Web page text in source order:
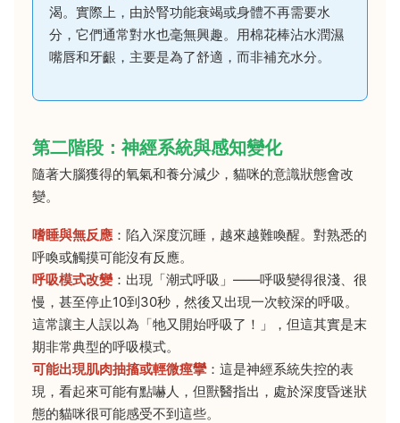
渴。實際上，由於腎功能衰竭或身體不再需要水
分，它們通常對水也毫無興趣。用棉花棒沾水潤濕
嘴唇和牙齦，主要是為了舒適，而非補充水分。
第二階段：神經系統與感知變化
隨著大腦獲得的氧氣和養分減少，貓咪的意識狀態會改
變。
嗜睡與無反應 ：陷入深度沉睡，越來越難喚醒。對熟悉的
呼喚或觸摸可能沒有反應。
呼吸模式改變：出現「潮式呼吸」——呼吸變得很淺、很
慢，甚至停止10到30秒，然後又出現一次較深的呼吸。
這常讓主人誤以為「牠又開始呼吸了！」，但這其實是末
期非常典型的呼吸模式。
可能出現肌肉抽搐或輕微痙攣：這是神經系統失控的表
現，看起來可能有點嚇人，但獸醫指出，處於深度昏迷狀
態的貓咪很可能感受不到這些。